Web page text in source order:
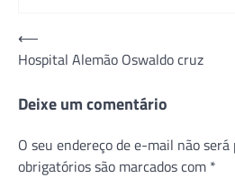
Navegação
de
Post
⟵
Hospital Alemão Oswaldo cruz
Deixe um comentário
O seu endereço de e-mail não será
obrigatórios são marcados com *